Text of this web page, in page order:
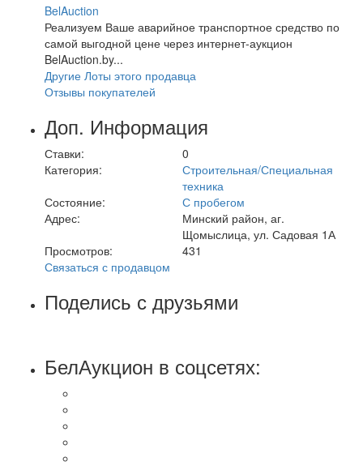
BelAuction
Реализуем Ваше аварийное транспортное средство по
самой выгодной цене через интернет-аукцион
BelAuction.by...
Другие Лоты этого продавца
Отзывы покупателей
Доп. Информация
Ставки:
0
Категория:
Строительная/Специальная
техника
Состояние:
С пробегом
Адрес:
Минский район, аг.
Щомыслица, ул. Садовая 1А
Просмотров:
431
Связаться с продавцом
Поделись с друзьями
БелАукцион в соцсетях: